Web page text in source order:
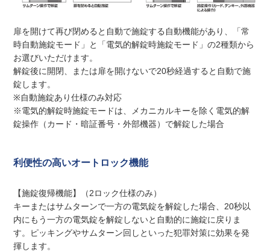
扉を開けて再び閉めると自動で施錠する自動機能があり、「常
時自動施錠モード」と「電気的解錠時施錠モード」の2種類から
お選びいただけます。
解錠後に開閉、または扉を開けないで20秒経過すると自動で施
錠します。
※自動施錠あり仕様のみ対応
※電気的解錠時施錠モードは、メカニカルキーを除く電気的解
錠操作（カード・暗証番号・外部機器）で解錠した場合
利便性の高いオートロック機能
【施錠復帰機能】（2ロック仕様のみ）
キーまたはサムターンで一方の電気錠を解錠した場合、20秒以
内にもう一方の電気錠を解錠しないと自動的に施錠に戻りま
す。ピッキングやサムターン回しといった犯罪対策に効果を発
揮します。